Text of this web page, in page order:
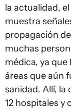
la actualidad,
muestra
propagación
muchas
médica, ya
áreas que aún
sanidad. Allí, la
12 hospitales y